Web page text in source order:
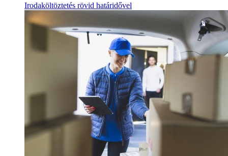
Irodaköltöztetés rövid határidővel